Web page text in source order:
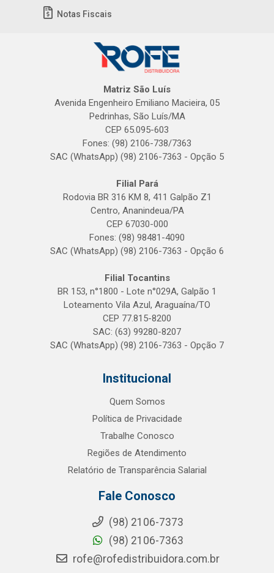
Notas Fiscais
Matriz São Luís
Avenida Engenheiro Emiliano Macieira, 05
Pedrinhas, São Luís/MA
CEP 65.095-603
Fones: (98) 2106-738/7363
SAC (WhatsApp) (98) 2106-7363 - Opção 5
Filial Pará
Rodovia BR 316 KM 8, 411 Galpão Z1
Centro, Ananindeua/PA
CEP 67030-000
Fones: (98) 98481-4090
SAC (WhatsApp) (98) 2106-7363 - Opção 6
Filial Tocantins
BR 153, n°1800 - Lote n°029A, Galpão 1
Loteamento Vila Azul, Araguaína/TO
CEP 77.815-8200
SAC: (63) 99280-8207
SAC (WhatsApp) (98) 2106-7363 - Opção 7
Institucional
Quem Somos
Política de Privacidade
Trabalhe Conosco
Regiões de Atendimento
Relatório de Transparência Salarial
Fale Conosco
(98) 2106-7373
(98) 2106-7363
rofe@rofedistribuidora.com.br